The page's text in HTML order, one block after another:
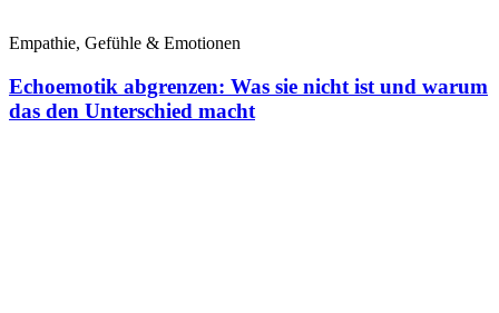
Empathie, Gefühle & Emotionen
Echoemotik abgrenzen: Was sie nicht ist und warum
das den Unterschied macht